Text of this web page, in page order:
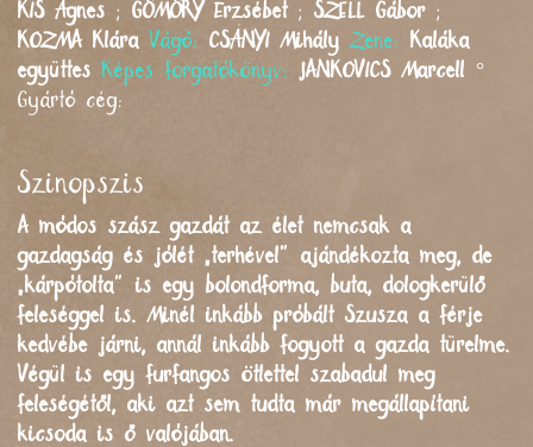
KIS Ágnes ; GÖMÖRY Erzsébet ; SZÉLL Gábor ;
KOZMA Klára Vágó: CSÁNYI Mihály Zene: Kaláka
együttes
Képes forgatókönyv: JANKOVICS Marcell °
Gyártó cég:
Szinopszis
A módos szász gazdát az élet nemcsak a
gazdagság és jólét „terhével” ajándékozta meg, de
„kárpótolta” is egy bolondforma, buta, dologkerülő
feleséggel is. Minél inkább próbált Szusza a férje
kedvébe járni, annál inkább fogyott a gazda türelme.
Végül is egy furfangos ötlettel szabadul meg
feleségétől, aki azt sem tudta már megállapítani
kicsoda is ő valójában.